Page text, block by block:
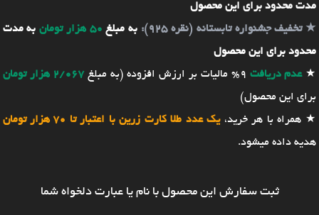
مدت محدود برای این محصول
★تخفیف جشنواره تابستانه (نقره 925): به مبلغ 50 هزار تومان
به مدت
محدود برای این محصول
★عدم دریافت 9% مالیات بر ارزش افزوده (به مبلغ
2/067 هزار تومان
برای این محصول)
★ همراه با هر خرید،یک عدد طلا کارت زرین با اعتبار تا 70 هزار تومان
هدیه داده میشود.
ثبت سفارش این محصول با نام یا عبارت دلخواه شما